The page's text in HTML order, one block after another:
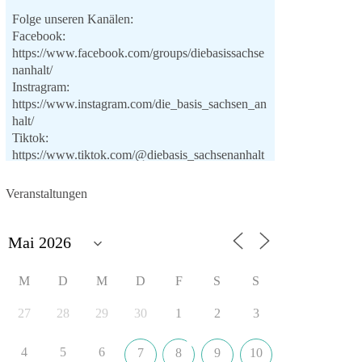
Folge unseren Kanälen:
Facebook:
https://www.facebook.com/groups/diebasissachse
nanhalt/
Instragram:
https://www.instagram.com/die_basis_sachsen_an
halt/
Tiktok:
https://www.tiktok.com/@diebasis_sachsenanhalt
Youtube:
🟩🟩🟦🟦🟥🟥🟧🟧
Like, teile und kommentiere unsere Beiträge,
wir stehen und warum es sich lohnt, dieBasis zu
https://diebasis-st.de/wahlprogramm/
Veranstaltungen
M D M D F S S
27 28 29 30 1 2 3
4 5 6 7 8 9 10